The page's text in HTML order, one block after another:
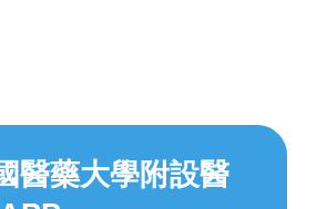
醫藥大學附設醫